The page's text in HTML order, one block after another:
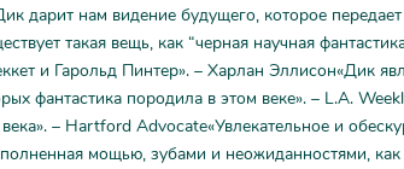
дарит нам видение будущего, которое
такая вещь, как “черная научная
и Гарольд Пинтер». – Харлан Эллисон«Дик
фантастика породила в этом веке». – L.A.
– Hartford Advocate«Увлекательное и
мощью, зубами и неожиданностями, как